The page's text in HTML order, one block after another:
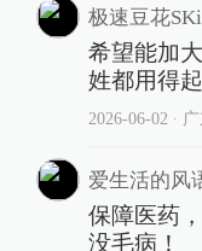
极速豆花
希望能加
姓都用得起
2026-06-02 ∙
爱生活的风
保障医药
没毛病！